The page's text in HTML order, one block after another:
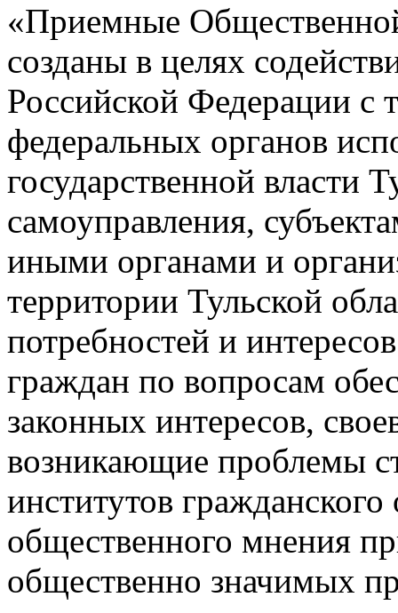
«Приемные
созданы в целях
Российской Федерации с
федеральных органов
государственной власти
самоуправления,
иными органами и
территории Тульской
потребностей и
граждан по вопросам
законных интересов,
возникающие проблемы
институтов
общественного мнения
общественно значимых